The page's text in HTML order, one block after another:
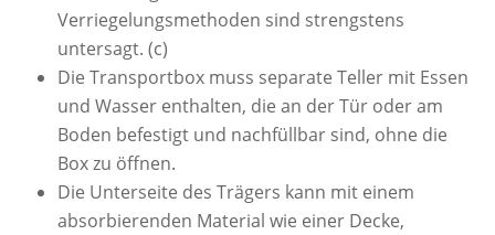
Verriegelungsmethoden sind strengstens
untersagt. (c)
Die Transportbox muss separate Teller mit Essen
und Wasser enthalten, die an der Tür oder am
Boden befestigt und nachfüllbar sind, ohne die
Box zu öffnen.
Die Unterseite des Trägers kann mit einem
absorbierenden Material wie einer Decke,